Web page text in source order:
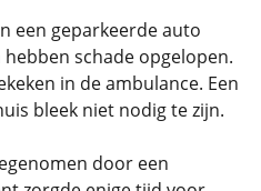
een geparkeerde auto
schade opgelopen.
in de ambulance. Een
bleek niet nodig te zijn.
door een